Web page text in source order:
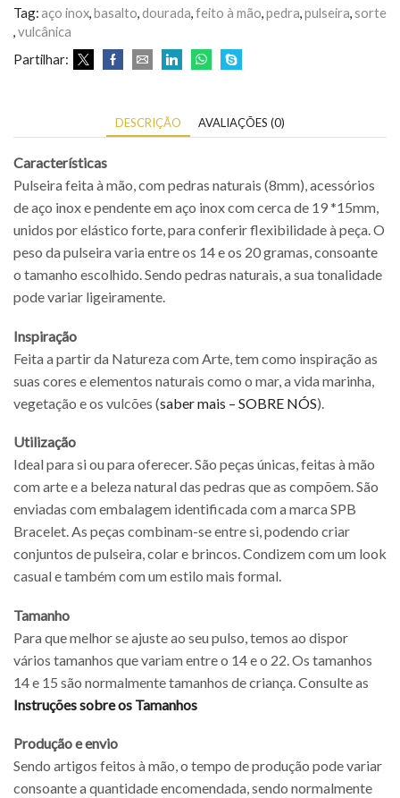
Tag:aço inox,basalto,dourada,feito à mão,pedra,pulseira,sorte
,vulcânica
Partilhar:
DESCRIÇÃO AVALIAÇÕES (0)
Características
Pulseira feita à mão, com pedras naturais (8mm), acessórios
de aço inox e pendente em aço inox com cerca de 19 *15mm,
unidos por elástico forte, para conferir flexibilidade à peça. O
peso da pulseira varia entre os 14 e os 20 gramas, consoante
o tamanho escolhido. Sendo pedras naturais, a sua tonalidade
pode variar ligeiramente.
Inspiração
Feita a partir da Natureza com Arte, tem como inspiração as
suas cores e elementos naturais como o mar, a vida marinha,
vegetação e os vulcões (saber mais – SOBRE NÓS).
Utilização
Ideal para si ou para oferecer. São peças únicas, feitas à mão
com arte e a beleza natural das pedras que as compõem. São
enviadas com embalagem identificada com a marca SPB
Bracelet. As peças combinam-se entre si, podendo criar
conjuntos de pulseira, colar e brincos. Condizem com um look
casual e também com um estilo mais formal.
Tamanho
Para que melhor se ajuste ao seu pulso, temos ao dispor
vários tamanhos que variam entre o 14 e o 22. Os tamanhos
14 e 15 são normalmente tamanhos de criança. Consulte as
Instruções sobre os Tamanhos
Produção e envio
Sendo artigos feitos à mão, o tempo de produção pode variar
consoante a quantidade encomendada, sendo normalmente